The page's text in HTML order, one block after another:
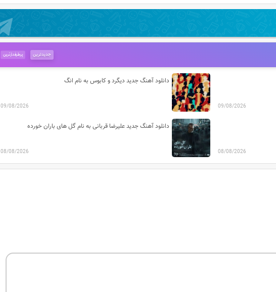
پرطرفدارترین جدیدترین
09/08/2026
دانلود آهنگ جدید دیگرد و کابوس به نام انگ
09/08/2026
08/08/2026
دانلود آهنگ جدید علیرضا قربانی به نام گل های باران خورده
08/08/2026